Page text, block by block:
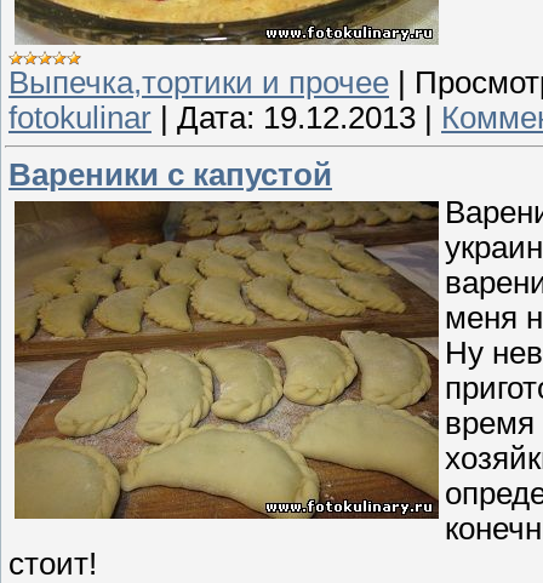
Выпечка,тортики и прочее |
fotokulinar | Дата: 19.12.2013 |
Вареники с капустой
меня
Ну
время
стоит!